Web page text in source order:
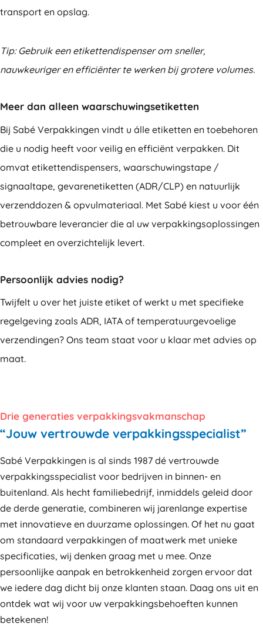
transport en opslag.
Tip: Gebruik een etikettendispenser om sneller,
nauwkeuriger en efficiënter te werken bij grotere volumes.
Meer dan alleen waarschuwingsetiketten
Bij Sabé Verpakkingen vindt u álle etiketten en toebehoren
die u nodig heeft voor veilig en efficiënt verpakken. Dit
omvat etikettendispensers, waarschuwingstape /
signaaltape, gevarenetiketten (ADR/CLP) en natuurlijk
verzenddozen & opvulmateriaal. Met Sabé kiest u voor één
betrouwbare leverancier die al uw verpakkingsoplossingen
compleet en overzichtelijk levert.
Persoonlijk advies nodig?
Twijfelt u over het juiste etiket of werkt u met specifieke
regelgeving zoals ADR, IATA of temperatuurgevoelige
verzendingen? Ons team staat voor u klaar met advies op
maat.
Drie generaties verpakkingsvakmanschap
“Jouw vertrouwde verpakkingsspecialist”
Sabé Verpakkingen is al sinds 1987 dé vertrouwde
verpakkingsspecialist voor bedrijven in binnen- en
buitenland. Als hecht familiebedrijf, inmiddels geleid door
de derde generatie, combineren wij jarenlange expertise
met innovatieve en duurzame oplossingen. Of het nu gaat
om standaard verpakkingen of maatwerk met unieke
specificaties, wij denken graag met u mee. Onze
persoonlijke aanpak en betrokkenheid zorgen ervoor dat
we iedere dag dicht bij onze klanten staan. Daag ons uit en
ontdek wat wij voor uw verpakkingsbehoeften kunnen
betekenen!